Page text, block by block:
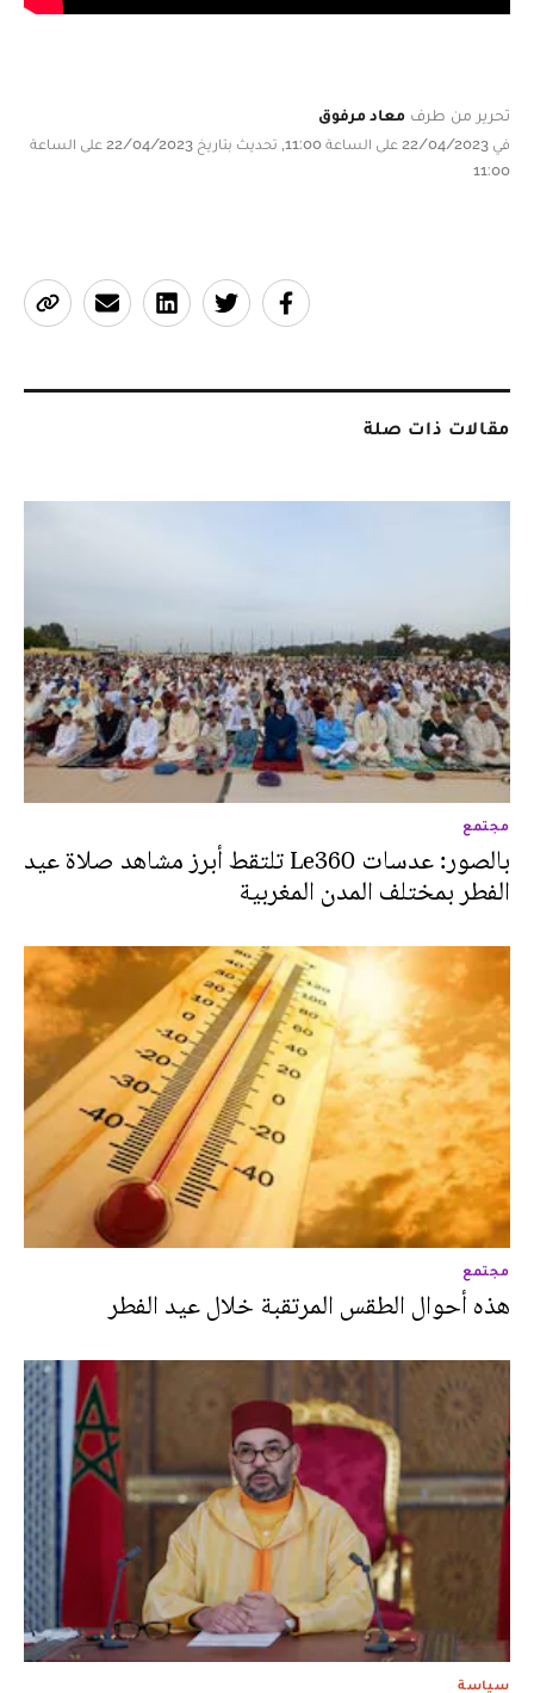
تحرير من طرف معاد مرفوق
في 22/04/2023 على الساعة 11:00, تحديث بتاريخ 22/04/2023 على الساعة
11:00
مقالات ذات صلة
مجتمع
بالصور: عدسات Le360 تلتقط أبرز مشاهد صلاة عيد
الفطر بمختلف المدن المغربية
مجتمع
هذه أحوال الطقس المرتقبة خلال عيد الفطر
سياسة